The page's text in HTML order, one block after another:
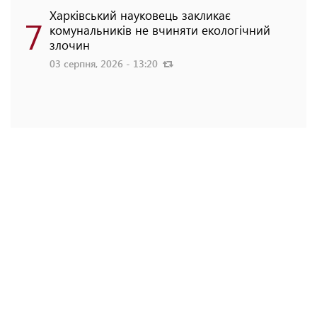
7 Харківський науковець закликає
комунальників не вчиняти екологічний
злочин
03 серпня, 2026 - 13:20